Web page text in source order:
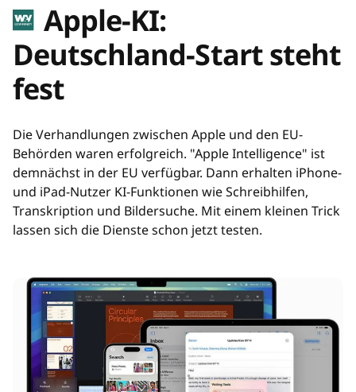
Apple-KI:
Deutschland-Start steht
fest
Die Verhandlungen zwischen Apple und den EU-
Behörden waren erfolgreich. "Apple Intelligence" ist
demnächst in der EU verfügbar. Dann erhalten iPhone-
und iPad-Nutzer KI-Funktionen wie Schreibhilfen,
Transkription und Bildersuche. Mit einem kleinen Trick
lassen sich die Dienste schon jetzt testen.